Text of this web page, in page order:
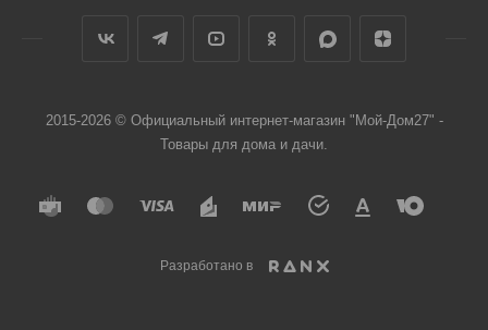
2015-2026 © Официальный интернет-магазин "Мой-Дом27" -
Товары для дома и дачи.
Разработано в